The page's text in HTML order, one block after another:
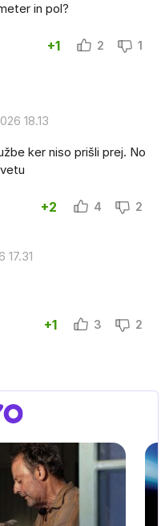
in pol?
+1 2 1
18.13
ker niso prišli prej. No
+2 4 2
17.31
+1 3 2